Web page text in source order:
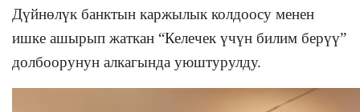
Дүйнөлүк банктын каржылык колдоосу менен
ишке ашырып жаткан “Келечек үчүн билим берүү”
долбоорунун алкагында уюштурулду.